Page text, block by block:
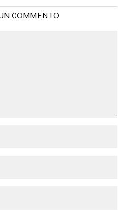
COMMENTO